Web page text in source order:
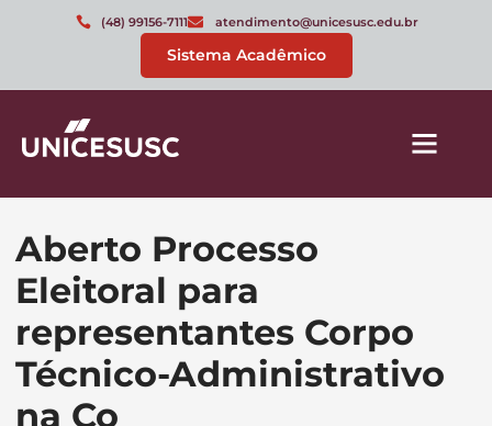
(48) 99156-7111 atendimento@unicesusc.edu.br
Sistema Acadêmico
Aberto Processo
Eleitoral para
representantes Corpo
Técnico-Administrativo
na Co